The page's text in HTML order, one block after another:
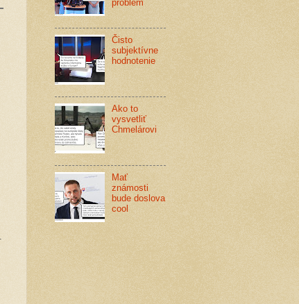
problém
Čisto
subjektívne
hodnotenie
Ako to
vysvetliť
Chmelárovi
Mať
známosti
bude doslova
cool